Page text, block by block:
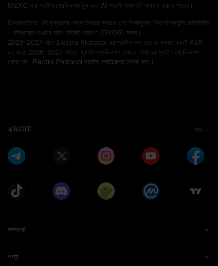
MEXC-এর প্রাইস প্রেডিকশন টুল এবং AI মার্কেট ইনসাইট ব্যবহার করতে পারেন।
ডিসক্লেইমার: এই দৃশ্যগুলো কেবল উদাহরণস্বরূপ এবং শিক্ষামূলক; ক্রিপ্টোকারেন্সি ভোলাটাইল
—সিদ্ধান্ত নেওয়ার আগে নিজেই গবেষণা (DYOR) করুন।
2026–2027 সালে Electra Protocol এর প্রাইস কত হবে তা জানতে চান? XEP
এর জন্য 2026–2027 পর্যন্ত প্রাইস প্রেডিকশন দেখতে আমাদের প্রাইস প্রেডিকশন
পেজে যান, Electra Protocol প্রাইস প্রেডিকশন ক্লিক করে।
কমিউনিটি আরও
সম্পর্কে
পণ্য